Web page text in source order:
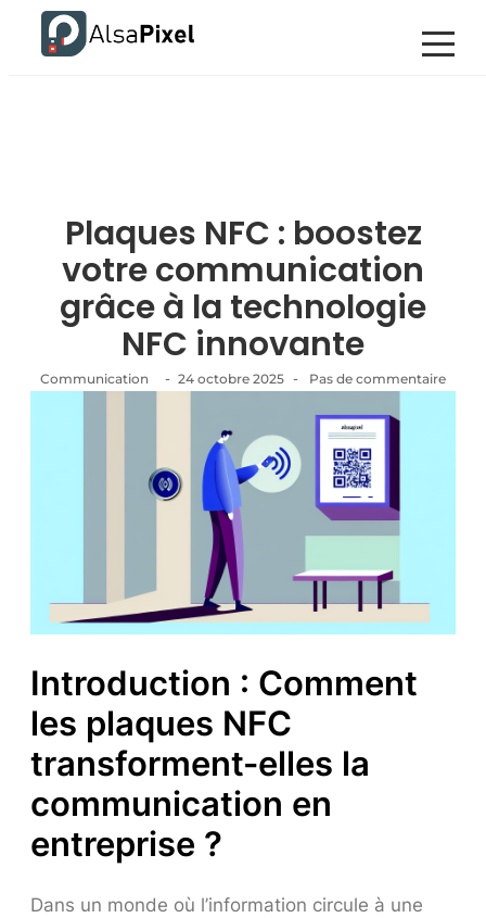
Plaques NFC : boostez
votre communication
grâce à la technologie
NFC innovante
Communication - 24 octobre 2025 - Pas de commentaire
Introduction : Comment
les plaques NFC
transforment-elles la
communication en
entreprise ?
Dans un monde où l’information circule à une